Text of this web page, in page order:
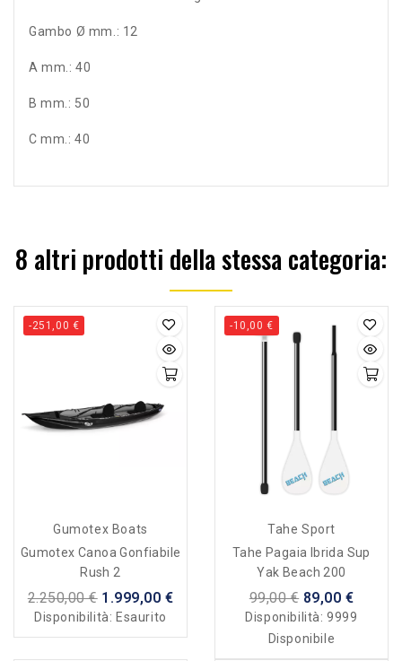
Gambo Ø mm.: 12
A mm.: 40
B mm.: 50
C mm.: 40
8 altri prodotti della stessa categoria:
-251,00 €
Gumotex Boats
Gumotex Canoa Gonfiabile
Rush 2
2.250,00 € 1.999,00 €
Disponibilità: Esaurito
-10,00 €
Tahe Sport
Tahe Pagaia Ibrida Sup
Yak Beach 200
99,00 € 89,00 €
Disponibilità:9999
Disponibile